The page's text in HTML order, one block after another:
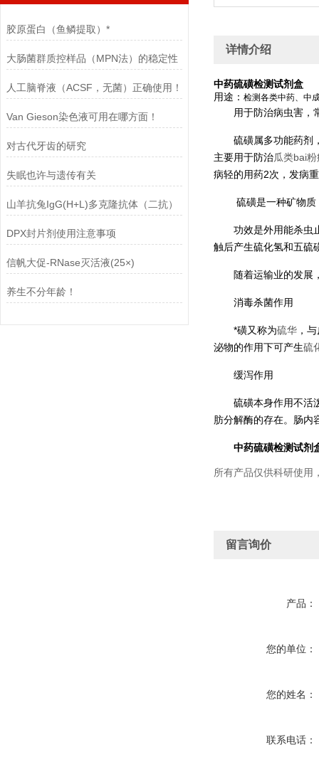
胶原蛋白（鱼鳞提取）*
大肠菌群质控样品（MPN法）的稳定性
人工脑脊液（ACSF，无菌）正确使用！
Van Gieson染色液可用在哪方面！
对古代牙齿的研究
失眠也许与遗传有关
山羊抗兔IgG(H+L)多克隆抗体（二抗）
DPX封片剂使用注意事项
信帆大促-RNase灭活液(25×)
养生不分年龄！
详情介绍
中药硫磺检测试剂盒
用途： 检测各类中药、中
用于防治病虫害，
硫磺属多功能药剂
主要用于防治瓜类bai粉
病轻的用药2次，发病
硫磺是一种矿物
功效是外用能杀虫
触后产生硫化氢和五硫
随着运输业的发展
消毒杀菌作用
*磺又称为硫华 ，
泌物的作用下可产生硫
缓泻作用
硫磺本身作用不活
肪分解酶的存在。肠内
中药硫磺检测试剂
所有产品仅供科研使用
留言询价
产品：
您的单位：
您的姓名：
联系电话：